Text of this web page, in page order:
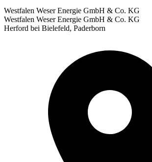
Westfalen Weser Energie GmbH & Co. KG
Westfalen Weser Energie GmbH & Co. KG
Herford bei Bielefeld, Paderborn